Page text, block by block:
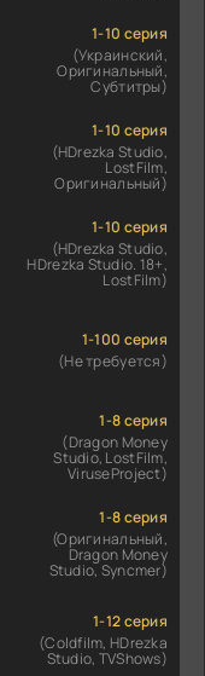
1-10 серия
(Украинский,
Оригинальный,
Субтитры)
1-10 серия
(HDrezka Studio,
LostFilm,
Оригинальный)
1-10 серия
(HDrezka Studio,
HDrezka Studio. 18+,
LostFilm)
1-100 серия
(Не требуется)
1-8 серия
(Dragon Money
Studio, LostFilm,
ViruseProject)
1-8 серия
(Оригинальный,
Dragon Money
Studio, Syncmer)
1-12 серия
(Coldfilm, HDrezka
Studio, TVShows)